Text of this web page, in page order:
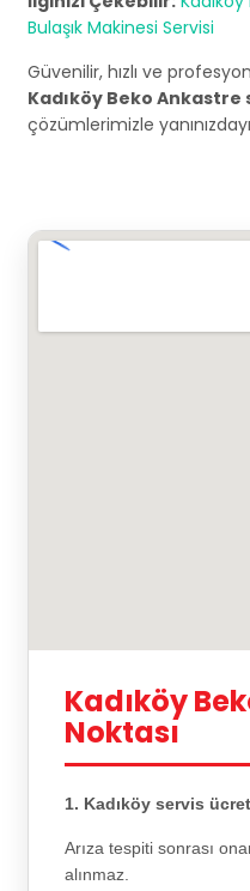
Bulaşık Makinesi Servisi
Güvenilir, hızlı ve
Kadıköy Beko Ankastre
çözümlerimizle
Kadıköy
Noktası
1. Kadıköy servis
Arıza tespiti sonrası
alınmaz.